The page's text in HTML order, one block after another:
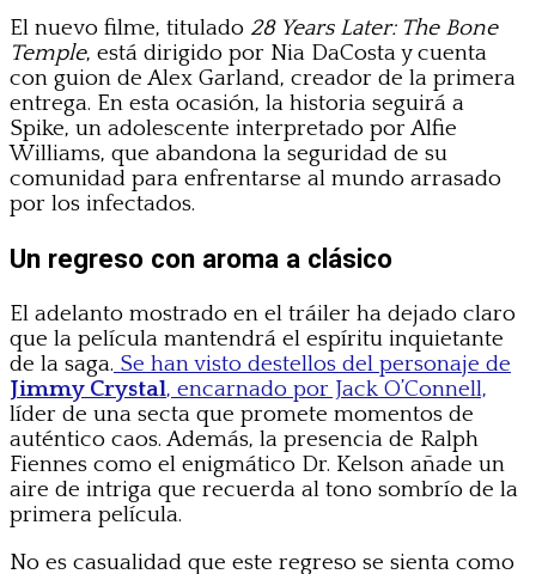
El nuevo filme, titulado 28 Years Later: The Bone
Temple, está dirigido por Nia DaCosta y cuenta
con guion de Alex Garland, creador de la primera
entrega. En esta ocasión, la historia seguirá a
Spike, un adolescente interpretado por Alfie
Williams, que abandona la seguridad de su
comunidad para enfrentarse al mundo arrasado
por los infectados.
Un regreso con aroma a clásico
El adelanto mostrado en el tráiler ha dejado claro
que la película mantendrá el espíritu inquietante
de la saga. Se han visto destellos del personaje de
Jimmy Crystal, encarnado por Jack O’Connell,
líder de una secta que promete momentos de
auténtico caos. Además, la presencia de Ralph
Fiennes como el enigmático Dr. Kelson añade un
aire de intriga que recuerda al tono sombrío de la
primera película.
No es casualidad que este regreso se sienta como